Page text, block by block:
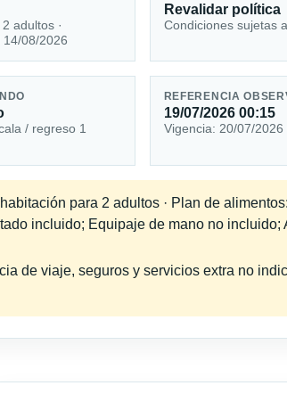
adultos ·
08/2026
Revalidar política
Condiciones sujetas
/ regreso 1
REFERENCIA
19/07/2026 00:15
Vigencia: 20/07/2026
para 2 adultos · Plan de
incluido; Equipaje de mano no incluido;
de viaje, seguros y servicios extra no